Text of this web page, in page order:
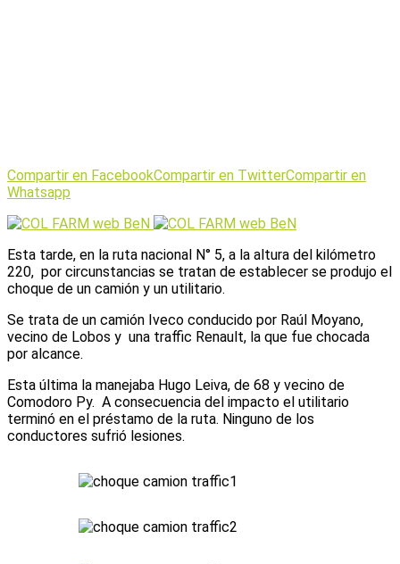
Compartir en FacebookCompartir en TwitterCompartir en
Whatsapp
Esta tarde, en la ruta nacional N° 5, a la altura del kilómetro
220, por circunstancias se tratan de establecer se produjo el
choque de un camión y un utilitario.
Se trata de un camión Iveco conducido por Raúl Moyano,
vecino de Lobos y una traffic Renault, la que fue chocada
por alcance.
Esta última la manejaba Hugo Leiva, de 68 y vecino de
Comodoro Py. A consecuencia del impacto el utilitario
terminó en el préstamo de la ruta. Ninguno de los
conductores sufrió lesiones.